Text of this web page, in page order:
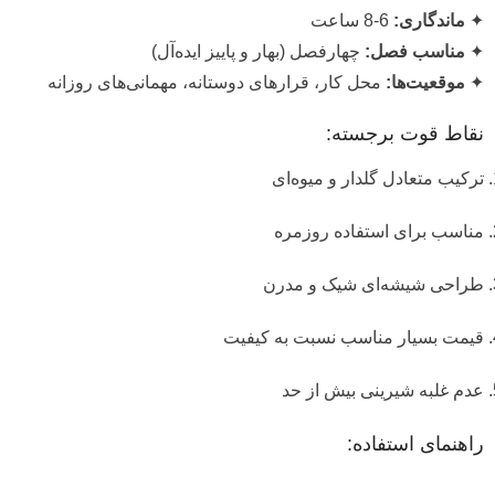
✦ ماندگاری:
✦ مناسب فصل: چهارفصل (بهار و پاییز ایده‌آل)
✦ موقعیت‌ها: محل کار، قرارهای دوستانه، مهمانی‌های روزانه
نقاط قوت برجسته:
ترکیب متعادل گلدار و میوه‌ای
مناسب برای استفاده روزمره
طراحی شیشه‌ای شیک و مدرن
قیمت بسیار مناسب نسبت به کیفیت
عدم غلبه شیرینی بیش از حد
راهنمای استفاده: